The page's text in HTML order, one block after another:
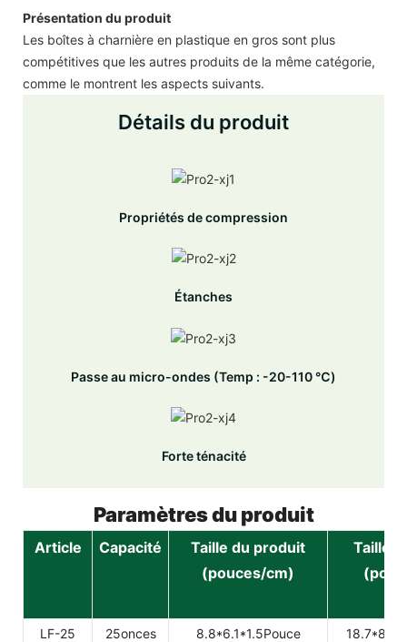
Présentation du produit
Les boîtes à charnière en plastique en gros sont plus
compétitives que les autres produits de la même catégorie,
comme le montrent les aspects suivants.
Détails du produit
Propriétés de compression
Étanches
Passe au micro-ondes (Temp : -20-110 ℃)
Forte ténacité
Paramètres du produit
Article Capacité
Taille du produit
(pouces/cm)
Taille
LF-25
25onces
8.8*6.1*1.5Pouce